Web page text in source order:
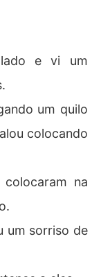
e vi um
um quilo
colocando
na
um sorriso de